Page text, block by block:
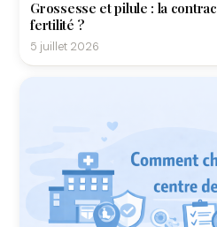
Grossesse et pilule : la
fertilité ?
5 juillet 2026